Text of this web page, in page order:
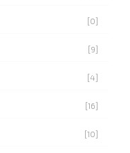
[0]
[9]
[4]
[16]
[10]